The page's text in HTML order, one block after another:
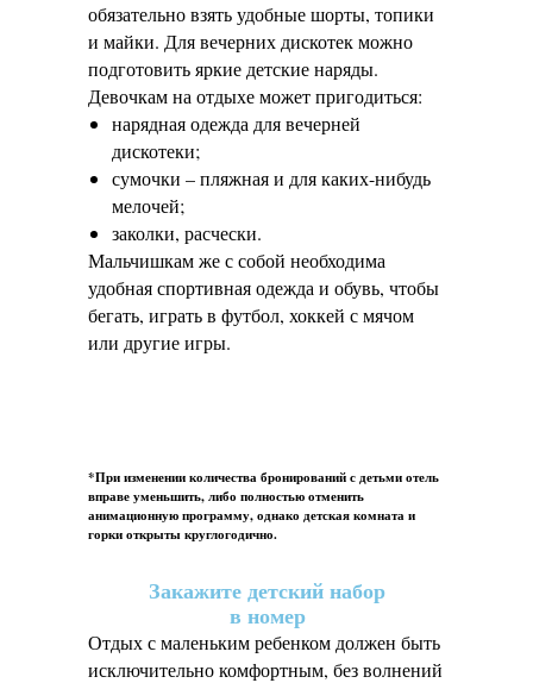
обязательно взять удобные шорты, топики
и майки. Для вечерних дискотек можно
подготовить яркие детские наряды.
Девочкам на отдыхе может пригодиться:
нарядная одежда для вечерней
дискотеки;
сумочки – пляжная и для каких-нибудь
мелочей;
заколки, расчески.
Мальчишкам же с собой необходима
удобная спортивная одежда и обувь, чтобы
бегать, играть в футбол, хоккей с мячом
или другие игры.
*При изменении количества бронирований с детьми отель
вправе уменьшить, либо полностью отменить
анимационную программу, однако детская комната и
горки открыты круглогодично.
Закажите детский набор
в номер
Отдых с маленьким ребенком должен быть
исключительно комфортным, без волнений